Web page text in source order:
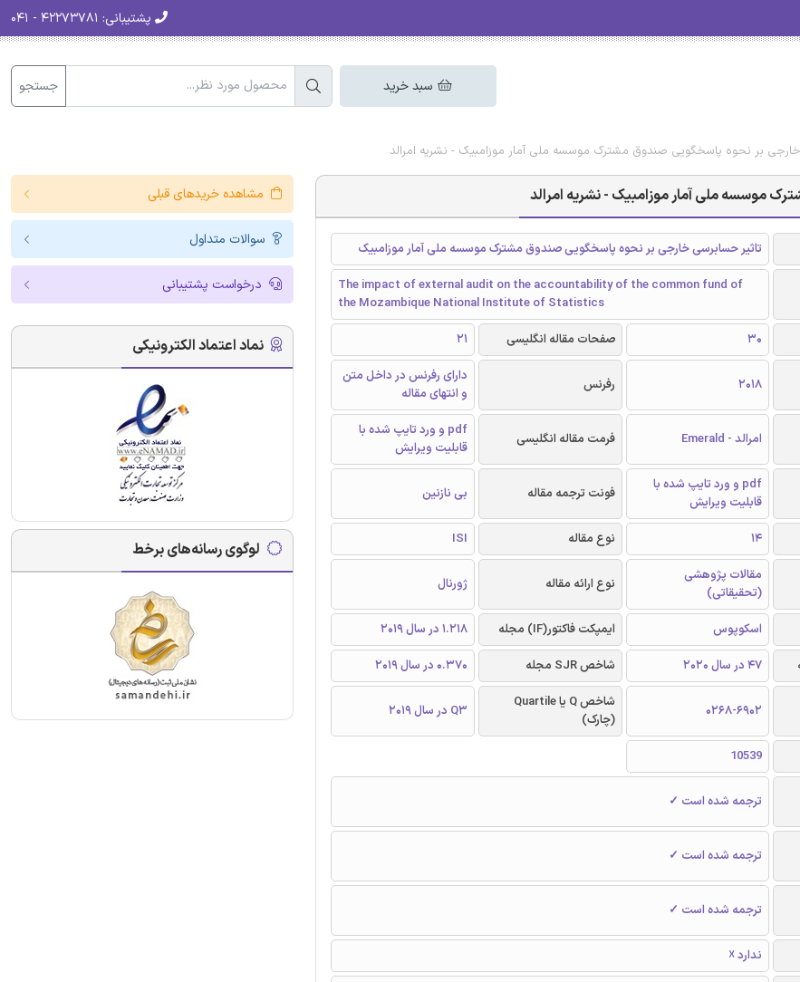
پشتیبانی:
سبد خرید جستجو
خارجی بر نحوه پاسخگویی صندوق مشترک موسسه ملی آمار موزامبیک - نشریه امرالد
موسسه ملی آمار موزامبیک - نشریه امرالد
تاثیر حسابرسی خارجی بر نحوه پاسخگویی صندوق مشترک موسسه ملی آمار موزامبیک
The impact of external audit on the accountability of the common fund of
the Mozambique National Institute of Statistics
30 صفحات مقاله انگلیسی 21
2018 رفرنس
دارای رفرنس در داخل متن
و انتهای مقاله
امرالد - Emerald فرمت مقاله انگلیسی
pdf و ورد تایپ شده با
قابلیت ویرایش
pdf و ورد تایپ شده با
قابلیت ویرایش
فونت ترجمه مقاله بی نازنین
14 نوع مقاله ISI
مقالات پژوهشی
(تحقیقاتی)
نوع ارائه مقاله ژورنال
اسکوپوس ایمپکت فاکتور(IF) مجله
1.218 در سال 2019
47 در سال 2020 شاخص SJR مجله 0.370 در سال 2019
0268-6902
شاخص Q یا Quartile
(چارک)
Q3 در سال 2019
10539
ترجمه شده است ✓
ترجمه شده است ✓
ترجمه شده است ✓
ندارد ☓
مشاهده خریدهای قبلی
سوالات متداول
درخواست پشتیبانی
نماد اعتماد الکترونیکی
لوگوی رسانه‌های برخط